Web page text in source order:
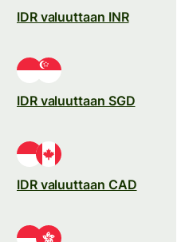
IDR valuuttaan INR
IDR valuuttaan SGD
IDR valuuttaan CAD